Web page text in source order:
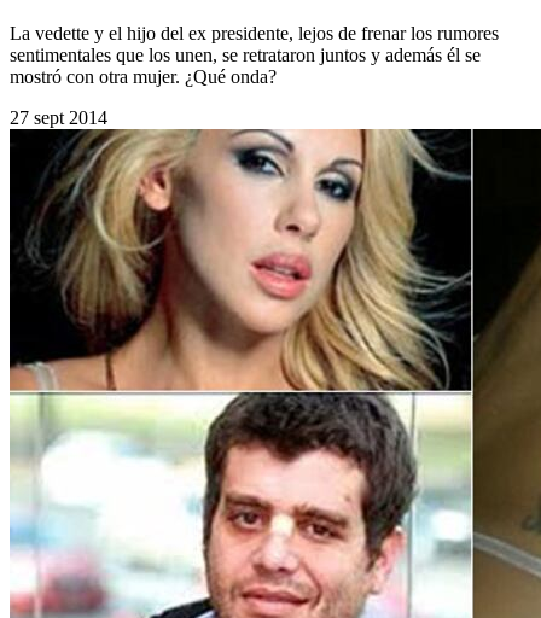
La vedette y el hijo del ex presidente, lejos de frenar los rumores
sentimentales que los unen, se retrataron juntos y además él se
mostró con otra mujer. ¿Qué onda?
27 sept 2014